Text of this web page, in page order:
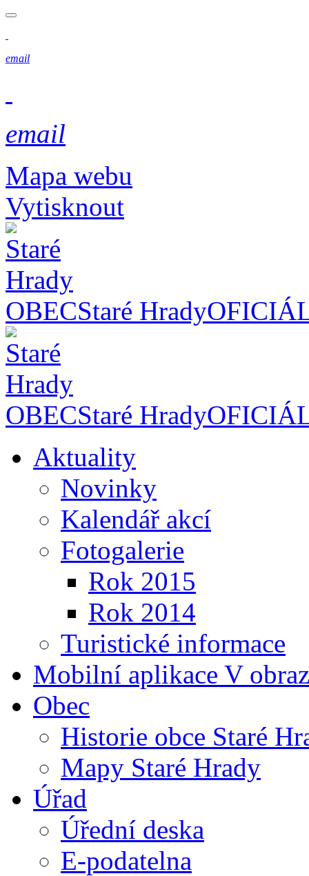
email
email
Mapa webu
Vytisknout
OBECStaré Hrady
OBECStaré Hrady
Aktuality
Novinky
Kalendář akcí
Fotogalerie
Rok 2015
Rok 2014
Turistické informace
Mobilní aplikace V
Obec
Historie obce Staré
Mapy Staré Hrady
Úřad
Úřední deska
E-podatelna